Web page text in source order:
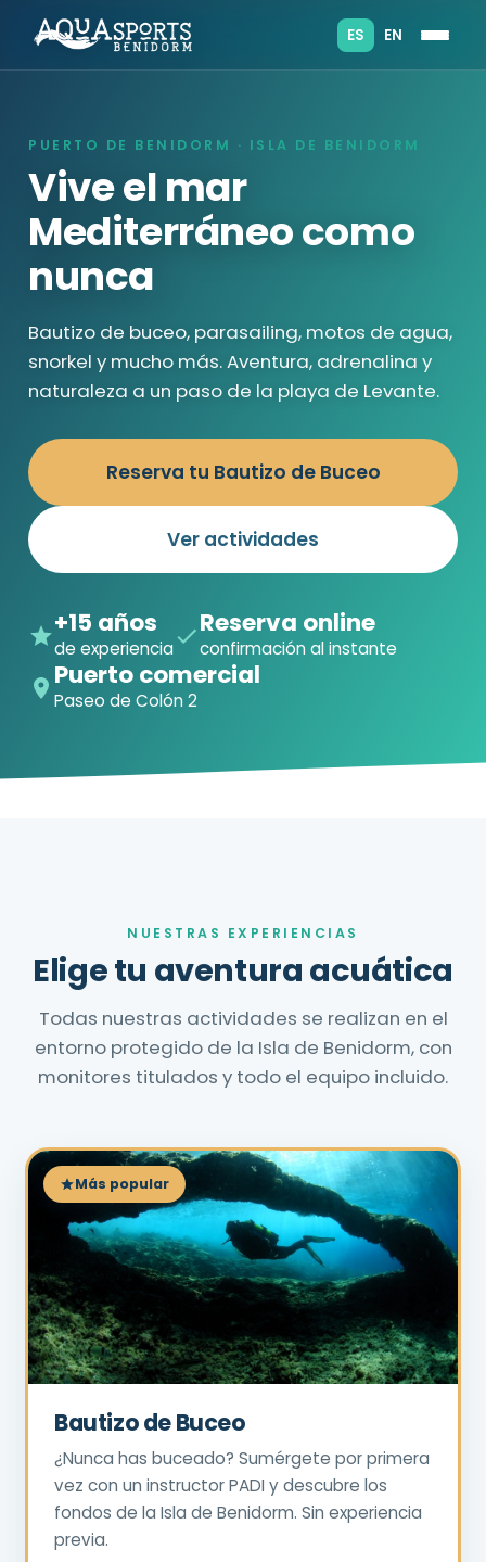
ES EN
PUERTO DE BENIDORM · ISLA DE BENIDORM
Vive el mar
Mediterráneo como
nunca
Bautizo de buceo, parasailing, motos de agua,
snorkel y mucho más. Aventura, adrenalina y
naturaleza a un paso de la playa de Levante.
Reserva tu Bautizo de Buceo
Ver actividades
+15 años
de experiencia
Reserva online
confirmación al instante
Puerto comercial
Paseo de Colón 2
NUESTRAS EXPERIENCIAS
Elige tu aventura acuática
Todas nuestras actividades se realizan en el
entorno protegido de la Isla de Benidorm, con
monitores titulados y todo el equipo incluido.
Más popular
Bautizo de Buceo
¿Nunca has buceado? Sumérgete por primera
vez con un instructor PADI y descubre los
fondos de la Isla de Benidorm. Sin experiencia
previa.